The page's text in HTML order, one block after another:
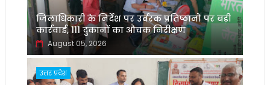
जिलाधिकारी के निर्देश पर उर्वरक प्रतिष्ठानों पर बड़ी
कार्रवाई, 111 दुकानों का औचक निरीक्षण
August 05, 2026
उत्तर प्रदेश